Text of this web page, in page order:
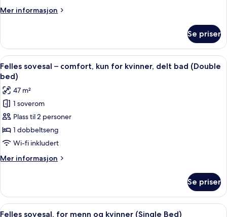
delt
bed)
Mer informasjon
Mer
sovesal
comfort,
delt
(Double
bed)
Se priser
Åpne
alle
bildene
av
Felles
sovesal
–
comfort,
kun
for
delt
bad
(Double
Sengetøy av topp kvalitet,
5
Felles sovesal – comfort, kun for kvinner, delt bad (Double
bed)
47 m²
1 soverom
Plass til 2 personer
1 dobbeltseng
Wi-fi inkludert
Mer informasjon
Mer
sovesal
comfort,
Se priser
Åpne
Sengetøy av topp kvalitet,
7
Felles sovesal, for menn og kvinner (Single Bed)